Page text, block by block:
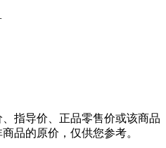
指导价、正品零售价或该商品
品的原价，仅供您参考。